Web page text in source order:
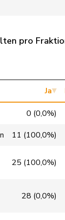
Mitte
GRÜNE
FDP
SP
FDP
pro
Ja
0 (0,0%)
11 (100,0%)
25 (100,0%)
28 (0,0%)